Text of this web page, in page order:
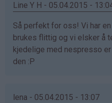
Line Y H - 05.04.2015 -
Så perfekt for oss! Vi har
brukes flittig og vi elsker å
kjedelige med nespresso
den :P
lena - 05.04.2015 - 13:07